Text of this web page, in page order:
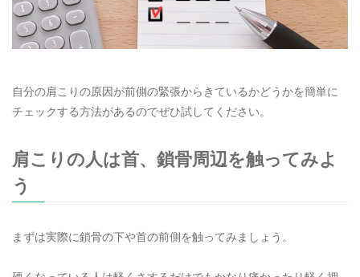
自分の肩こりの原因が前側の緊張からきているかどうかを簡単に
チェックする方法があるのでぜひ試してください。
肩こりの人は首、鎖骨周辺を触ってみよ
う
まずは実際に鎖骨の下や首の前側を触ってみましょう。